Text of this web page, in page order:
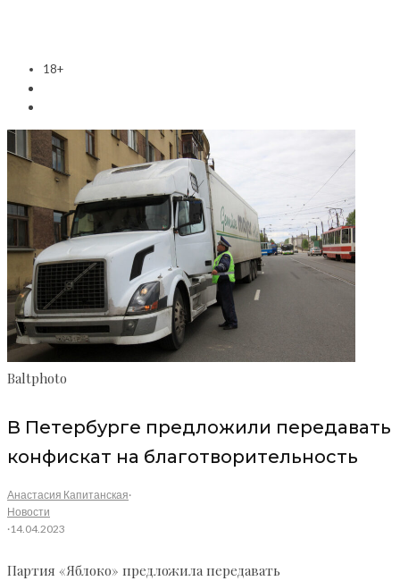
18+
Baltphoto
В Петербурге предложили передавать
конфискат на благотворительность
Анастасия Капитанская·
Новости
·14.04.2023
Партия «Яблоко» предложила передавать